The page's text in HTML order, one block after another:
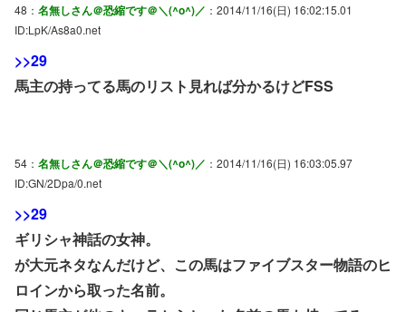
48： 名無しさん＠恐縮です＠＼(^o^)／ ：2014/11/16(日) 16:02:15.01
ID:LpK/As8a0.net
>>29
馬主の持ってる馬のリスト見れば分かるけどFSS
54： 名無しさん＠恐縮です＠＼(^o^)／ ：2014/11/16(日) 16:03:05.97
ID:GN/2Dpa/0.net
>>29
ギリシャ神話の女神。
が大元ネタなんだけど、この馬はファイブスター物語のヒ
ロインから取った名前。